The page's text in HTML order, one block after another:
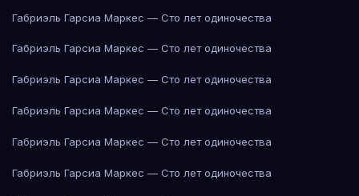
Габриэль Гарсиа Маркес — Сто лет одиночества
Габриэль Гарсиа Маркес — Сто лет одиночества
Габриэль Гарсиа Маркес — Сто лет одиночества
Габриэль Гарсиа Маркес — Сто лет одиночества
Габриэль Гарсиа Маркес — Сто лет одиночества
Габриэль Гарсиа Маркес — Сто лет одиночества